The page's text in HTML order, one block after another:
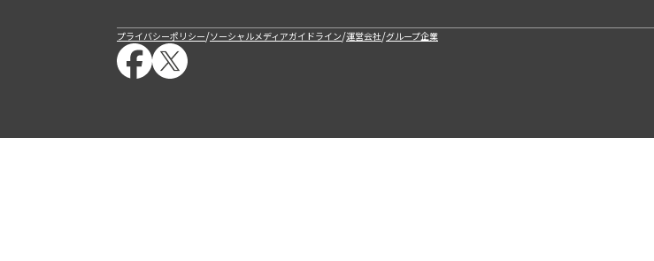
プライバシーポリシー/ソーシャルメディアガイドライン/運営会社/グループ企業